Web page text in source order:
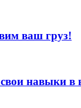
ваш груз!
навыки